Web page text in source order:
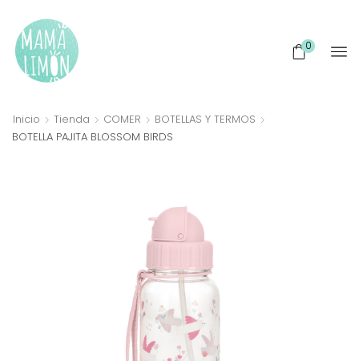
0
Inicio Tienda COMER
BOTELLAS Y TERMOS
BOTELLA PAJITA BLOSSOM BIRDS